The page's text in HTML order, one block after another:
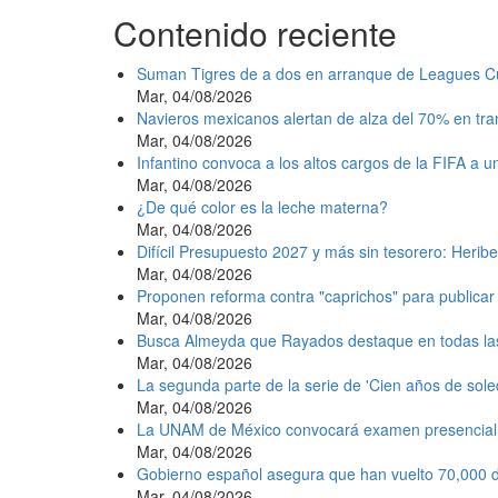
Contenido reciente
Suman Tigres de a dos en arranque de Leagues
Mar, 04/08/2026
Navieros mexicanos alertan de alza del 70% en
Mar, 04/08/2026
Infantino convoca a los altos cargos de la FIFA a
Mar, 04/08/2026
¿De qué color es la leche materna?
Mar, 04/08/2026
Difícil Presupuesto 2027 y más sin tesorero:
Mar, 04/08/2026
Proponen reforma contra "caprichos" para
Mar, 04/08/2026
Busca Almeyda que Rayados destaque en todas
Mar, 04/08/2026
La segunda parte de la serie de 'Cien años de
Mar, 04/08/2026
La UNAM de México convocará examen
Mar, 04/08/2026
Gobierno español asegura que han vuelto